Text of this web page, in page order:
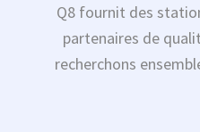
Q8 fournit des
partenaires de
recherchons